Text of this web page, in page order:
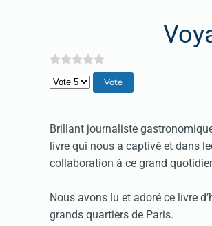
Veuillez voter
Brillant journaliste
livre qui nous a captivé et dans
collaboration à ce grand
Nous avons lu et adoré ce livre
grands quartiers de Paris.